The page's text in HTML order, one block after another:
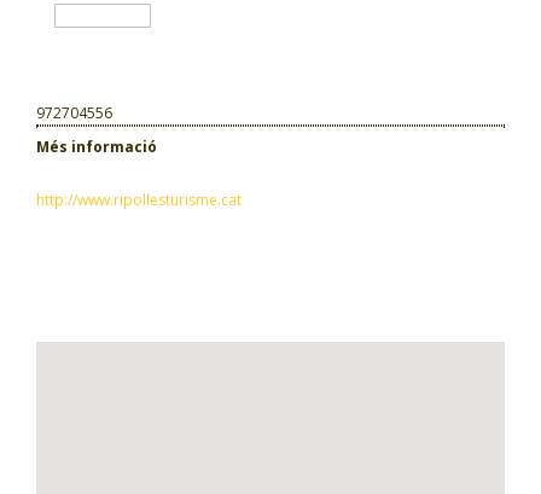
972704556
Més informació
http://www.ripollesturisme.cat